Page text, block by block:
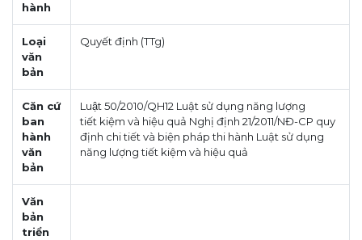
hành
Loại
văn
bản
Quyết định (TTg)
Căn cứ
ban
hành
văn
bản
Luật 50/2010/QH12 Luật sử dụng năng lượng
tiết kiệm và hiệu quả Nghị định 21/2011/NĐ-CP quy
định chi tiết và biện pháp thi hành Luật sử dụng
năng lượng tiết kiệm và hiệu quả
Văn
bản
triển